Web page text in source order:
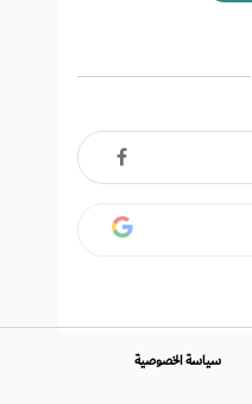
سياسة الخصوصية